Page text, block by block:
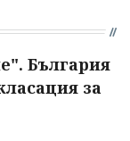
България
за